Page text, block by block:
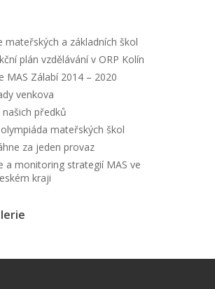
mateřských a základních škol
plán vzdělávání v ORP Kolín
MAS Zálabí 2014 – 2020
venkova
našich předků
mateřských škol
za jeden provaz
a monitoring strategií MAS ve
kraji